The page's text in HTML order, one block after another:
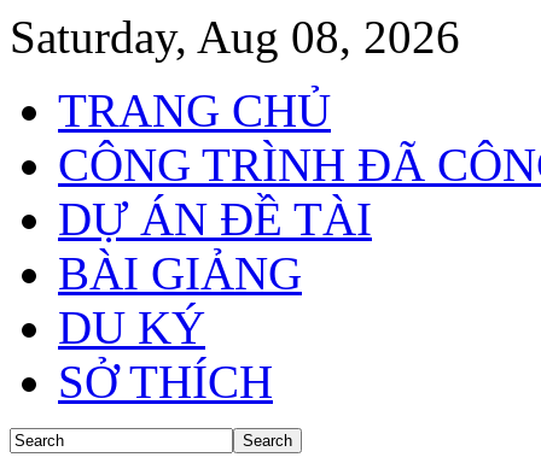
Saturday, Aug 08, 2026
TRANG CHỦ
CÔNG TRÌNH ĐÃ
DỰ ÁN ĐỀ TÀI
BÀI GIẢNG
DU KÝ
SỞ THÍCH